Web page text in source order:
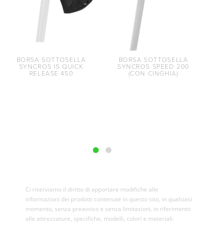
BORSA SOTTOSELLA
SYNCROS IS QUICK
RELEASE 450
BORSA SOTTOSELLA
SYNCROS SPEED 200
(CON CINGHIA)
Ci riserviamo il diritto di apportare modifiche alle
informazioni dei prodotti contenute in questo sito, in qualsiasi
momento, senza preavviso e senza limitazioni, in riferimento
alle attrezzature, specifiche, modelli, colori e materiali.